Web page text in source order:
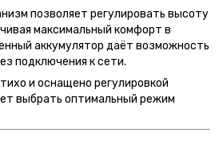
позволяет регулировать высоту
максимальный комфорт в
аккумулятор даёт возможность
подключения к сети.
и оснащено регулировкой
выбрать оптимальный режим